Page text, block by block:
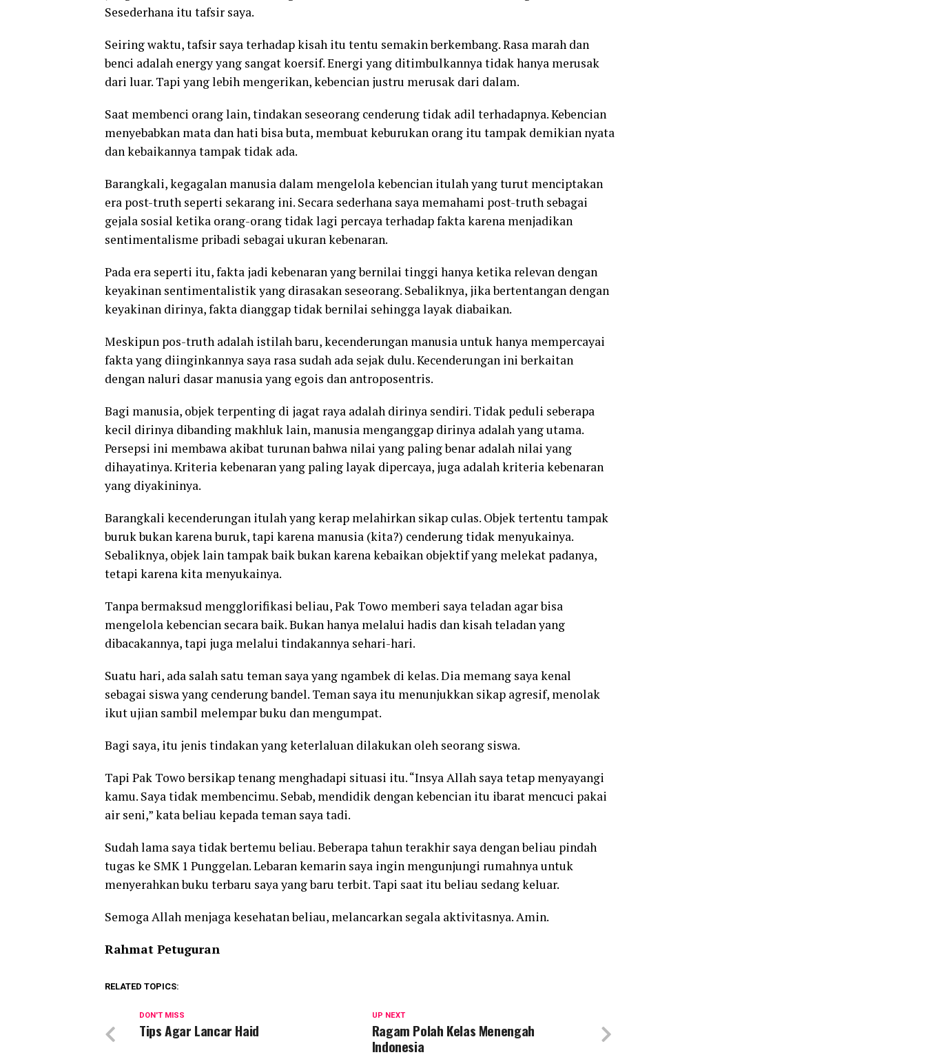
Sesederhana itu tafsir saya.
Seiring waktu, tafsir saya terhadap kisah itu tentu semakin berkembang. Rasa marah dan
benci adalah energy yang sangat koersif. Energi yang ditimbulkannya tidak hanya merusak
dari luar. Tapi yang lebih mengerikan, kebencian justru merusak dari dalam.
Saat membenci orang lain, tindakan seseorang cenderung tidak adil terhadapnya. Kebencian
menyebabkan mata dan hati bisa buta, membuat keburukan orang itu tampak demikian nyata
dan kebaikannya tampak tidak ada.
Barangkali, kegagalan manusia dalam mengelola kebencian itulah yang turut menciptakan
era post-truth seperti sekarang ini. Secara sederhana saya memahami post-truth sebagai
gejala sosial ketika orang-orang tidak lagi percaya terhadap fakta karena menjadikan
sentimentalisme pribadi sebagai ukuran kebenaran.
Pada era seperti itu, fakta jadi kebenaran yang bernilai tinggi hanya ketika relevan dengan
keyakinan sentimentalistik yang dirasakan seseorang. Sebaliknya, jika bertentangan dengan
keyakinan dirinya, fakta dianggap tidak bernilai sehingga layak diabaikan.
Meskipun pos-truth adalah istilah baru, kecenderungan manusia untuk hanya mempercayai
fakta yang diinginkannya saya rasa sudah ada sejak dulu. Kecenderungan ini berkaitan
dengan naluri dasar manusia yang egois dan antroposentris.
Bagi manusia, objek terpenting di jagat raya adalah dirinya sendiri. Tidak peduli seberapa
kecil dirinya dibanding makhluk lain, manusia menganggap dirinya adalah yang utama.
Persepsi ini membawa akibat turunan bahwa nilai yang paling benar adalah nilai yang
dihayatinya. Kriteria kebenaran yang paling layak dipercaya, juga adalah kriteria kebenaran
yang diyakininya.
Barangkali kecenderungan itulah yang kerap melahirkan sikap culas. Objek tertentu tampak
buruk bukan karena buruk, tapi karena manusia (kita?) cenderung tidak menyukainya.
Sebaliknya, objek lain tampak baik bukan karena kebaikan objektif yang melekat padanya,
tetapi karena kita menyukainya.
Tanpa bermaksud mengglorifikasi beliau, Pak Towo memberi saya teladan agar bisa
mengelola kebencian secara baik. Bukan hanya melalui hadis dan kisah teladan yang
dibacakannya, tapi juga melalui tindakannya sehari-hari.
Suatu hari, ada salah satu teman saya yang ngambek di kelas. Dia memang saya kenal
sebagai siswa yang cenderung bandel. Teman saya itu menunjukkan sikap agresif, menolak
ikut ujian sambil melempar buku dan mengumpat.
Bagi saya, itu jenis tindakan yang keterlaluan dilakukan oleh seorang siswa.
Tapi Pak Towo bersikap tenang menghadapi situasi itu. “Insya Allah saya tetap menyayangi
kamu. Saya tidak membencimu. Sebab, mendidik dengan kebencian itu ibarat mencuci pakai
air seni,” kata beliau kepada teman saya tadi.
Sudah lama saya tidak bertemu beliau. Beberapa tahun terakhir saya dengan beliau pindah
tugas ke SMK 1 Punggelan. Lebaran kemarin saya ingin mengunjungi rumahnya untuk
menyerahkan buku terbaru saya yang baru terbit. Tapi saat itu beliau sedang keluar.
Semoga Allah menjaga kesehatan beliau, melancarkan segala aktivitasnya. Amin.
Rahmat Petuguran
RELATED TOPICS:
UP NEXT
Ragam Polah Kelas Menengah
Indonesia
DON'T MISS
Tips Agar Lancar Haid